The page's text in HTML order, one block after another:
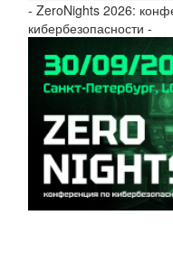
- ZeroNights 2026:
кибербезопасности -